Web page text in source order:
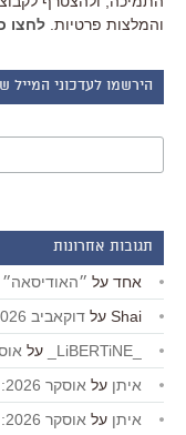
והמלצות פרטיות. לחצו
הירשמו לעדכוני המייל
תגובות אחרונות
אחד על ״האודיסאה״
Shai על דוקאביב 2026: שש או שבע המלצות
על אוסקר
איתן על אוסקר 2026: כל הזוכים
איתן על אוסקר 2026: כל הזוכים